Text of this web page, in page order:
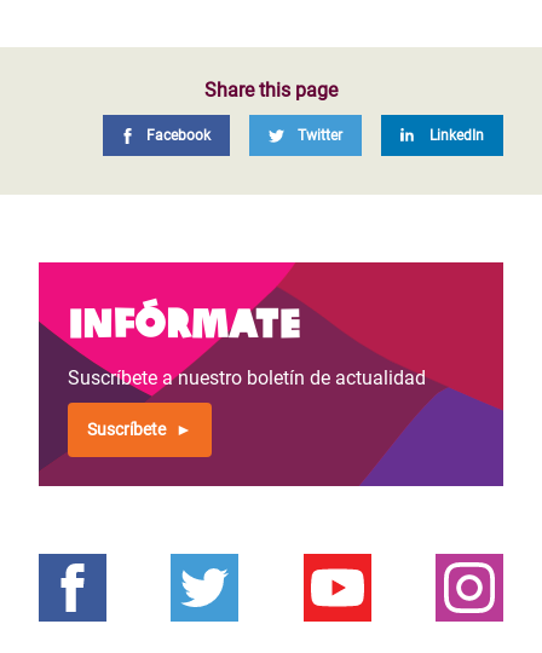
Share this page
Facebook Twitter LinkedIn
Infórmate
Suscríbete a nuestro boletín de actualidad
Suscríbete